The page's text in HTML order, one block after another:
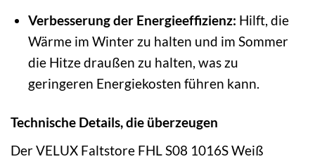
Verbesserung der Energieeffizienz: Hilft, die
Wärme im Winter zu halten und im Sommer
die Hitze draußen zu halten, was zu
geringeren Energiekosten führen kann.
Technische Details, die überzeugen
Der VELUX Faltstore FHL S08 1016S Weiß